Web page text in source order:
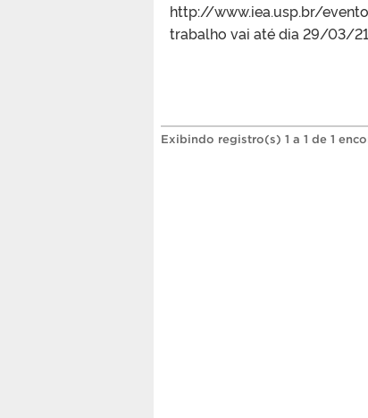
http://www.iea.usp.br/
trabalho vai até dia 29/03/
Exibindo registro(s) 1 a 1 de 1